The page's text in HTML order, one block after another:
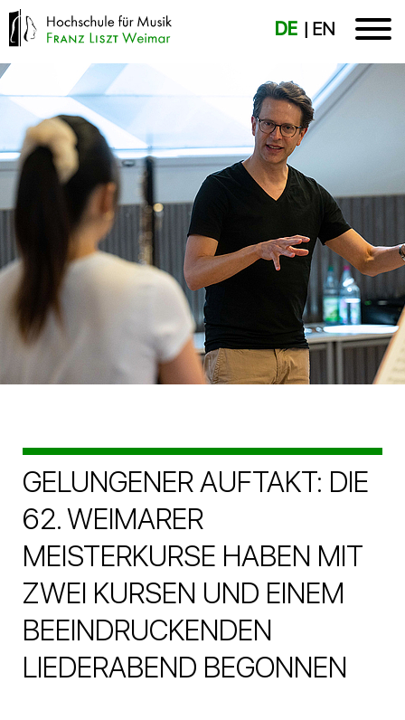
DE EN
GELUNGENER AUFTAKT: DIE
62. WEIMARER
MEISTERKURSE HABEN MIT
ZWEI KURSEN UND EINEM
BEEINDRUCKENDEN
LIEDERABEND BEGONNEN